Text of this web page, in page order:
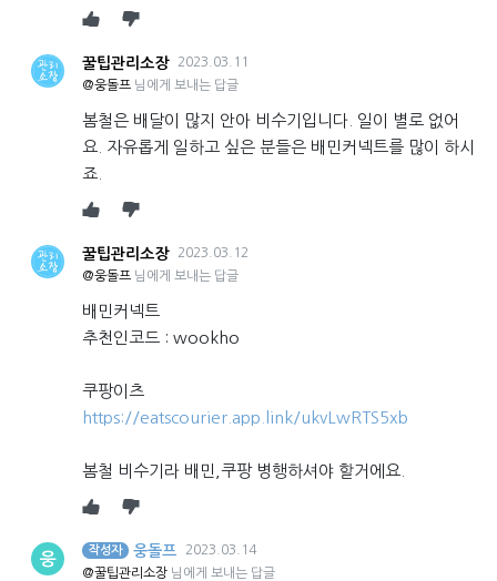
꿀팁관리소장
2023.03.11
@웅돌프 님에게 보내는 답글
봄철은 배달이 많지 안아 비수기입니다. 일이 별로 없어
요. 자유롭게 일하고 싶은 분들은 배민커넥트를 많이 하시
죠.
꿀팁관리소장
2023.03.12
@웅돌프 님에게 보내는 답글
배민커넥트
추천인코드 : wookho
쿠팡이츠
https://eatscourier.app.link/ukvLwRTS5xb
봄철 비수기라 배민,쿠팡 병행하셔야 할거에요.
웅 작성자 웅돌프
2023.03.14
@꿀팁관리소장 님에게 보내는 답글